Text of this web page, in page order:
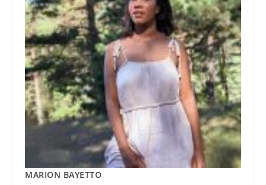
MARION BAYETTO